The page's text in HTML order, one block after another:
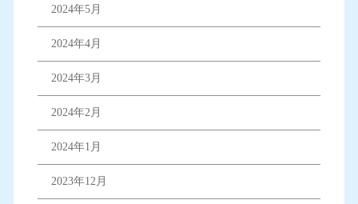
2024年5月
2024年4月
2024年3月
2024年2月
2024年1月
2023年12月